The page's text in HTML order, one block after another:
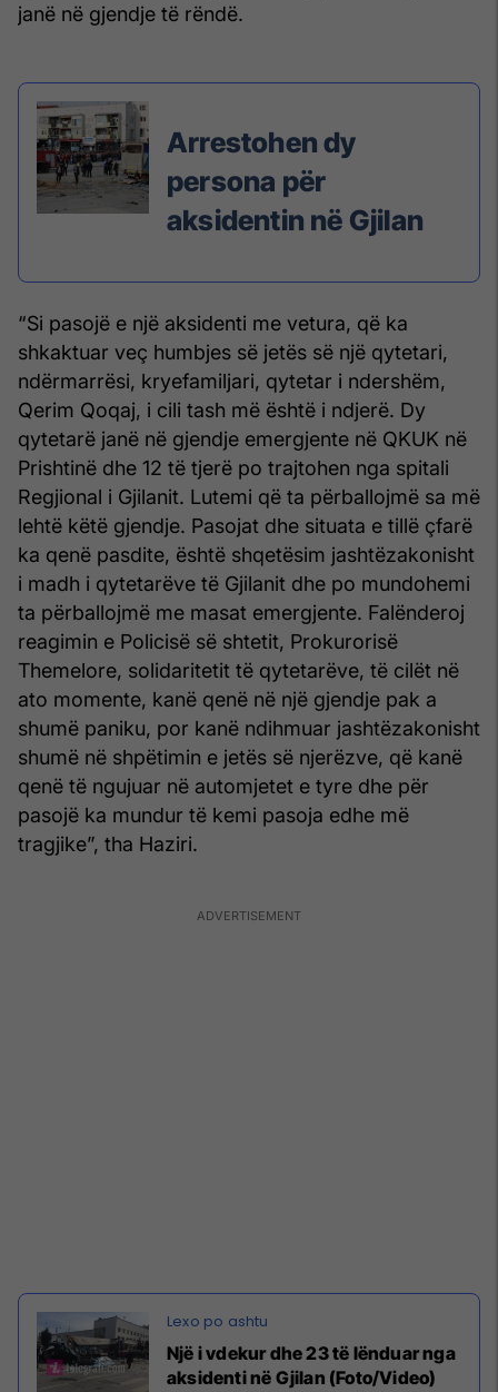
janë në gjendje të rëndë.
Arrestohen dy
persona për
aksidentin në Gjilan
“Si pasojë e një aksidenti me vetura, që ka
shkaktuar veç humbjes së jetës së një qytetari,
ndërmarrësi, kryefamiljari, qytetar i ndershëm,
Qerim Qoqaj, i cili tash më është i ndjerë. Dy
qytetarë janë në gjendje emergjente në QKUK në
Prishtinë dhe 12 të tjerë po trajtohen nga spitali
Regjional i Gjilanit. Lutemi që ta përballojmë sa më
lehtë këtë gjendje. Pasojat dhe situata e tillë çfarë
ka qenë pasdite, është shqetësim jashtëzakonisht
i madh i qytetarëve të Gjilanit dhe po mundohemi
ta përballojmë me masat emergjente. Falënderoj
reagimin e Policisë së shtetit, Prokurorisë
Themelore, solidaritetit të qytetarëve, të cilët në
ato momente, kanë qenë në një gjendje pak a
shumë paniku, por kanë ndihmuar jashtëzakonisht
shumë në shpëtimin e jetës së njerëzve, që kanë
qenë të ngujuar në automjetet e tyre dhe për
pasojë ka mundur të kemi pasoja edhe më
tragjike”, tha Haziri.
Një i vdekur dhe 23 të lënduar nga
aksidenti në Gjilan (Foto/Video)